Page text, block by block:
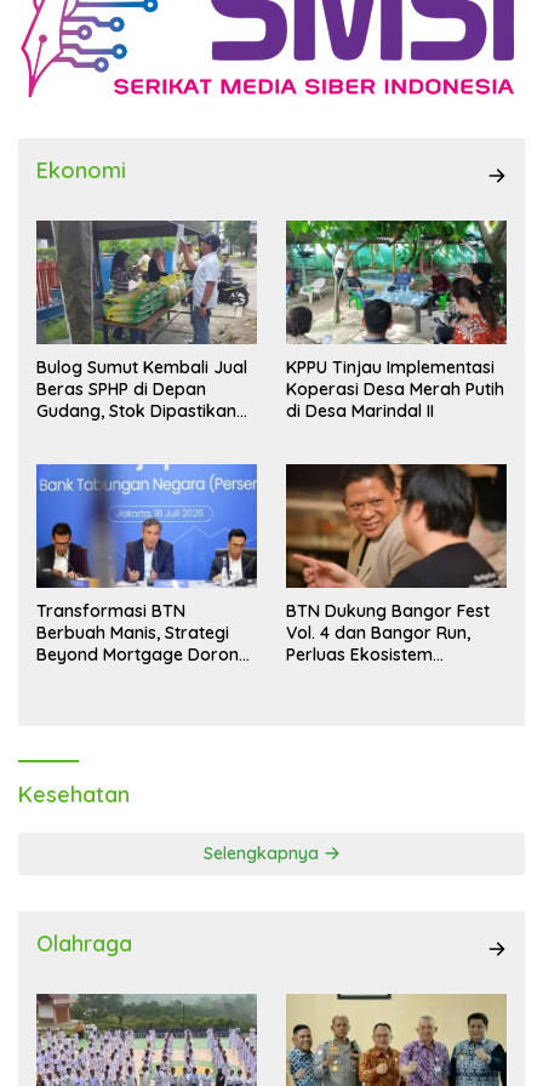
Ekonomi
Bulog Sumut Kembali Jual
Beras SPHP di Depan
Gudang, Stok Dipastikan
KPPU Tinjau Implementasi
Koperasi Desa Merah Putih
di Desa Marindal II
Transformasi BTN
Berbuah Manis, Strategi
Beyond Mortgage Dorong
BTN Dukung Bangor Fest
Vol. 4 dan Bangor Run,
Perluas Ekosistem
Kesehatan
Selengkapnya
Olahraga